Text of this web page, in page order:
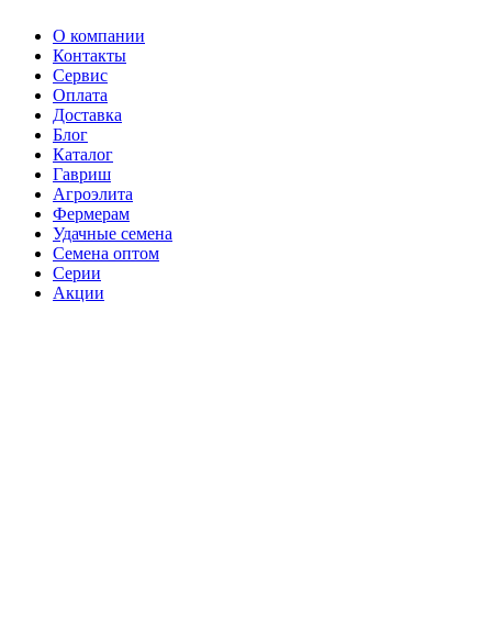
О компании
Контакты
Сервис
Оплата
Доставка
Блог
Каталог
Гавриш
Агроэлита
Фермерам
Удачные семена
Семена оптом
Серии
Акции